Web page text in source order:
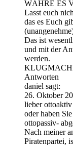
WÄHRE ES
Lasst euch
das es Euch
Das ist
und mit der
werden.
Antworten
daniel sagt:
26. Oktober
lieber ottoaktiv
oder haben
ottopassiv-
Nach meiner
Piratenpartei,